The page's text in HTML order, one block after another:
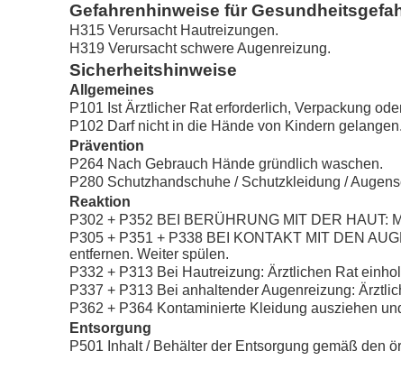
Gefahrenhinweise für
H315 Verursacht Hautreizungen.
H319 Verursacht schwere Augenreizung.
Sicherheitshinweise
Allgemeines
P101 Ist Ärztlicher Rat erforderlich, Verpackung
P102 Darf nicht in die Hände von Kindern gelangen.
Prävention
P264 Nach Gebrauch Hände gründlich waschen.
P280 Schutzhandschuhe / Schutzkleidung /
Reaktion
P302 + P352 BEI BERÜHRUNG MIT DER HAUT:
P305 + P351 + P338 BEI KONTAKT MIT DEN
entfernen. Weiter spülen.
P332 + P313 Bei Hautreizung: Ärztlichen Rat
P337 + P313 Bei anhaltender Augenreizung:
P362 + P364 Kontaminierte Kleidung ausziehen
Entsorgung
P501 Inhalt / Behälter der Entsorgung gemäß den